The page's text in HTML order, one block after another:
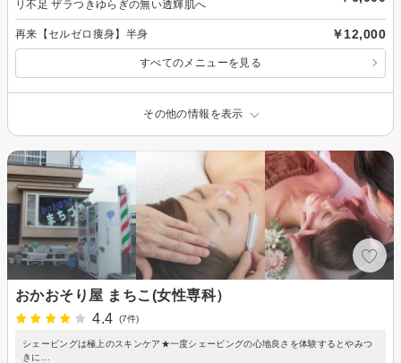
リ不足 ザラつきゆらぎの無い透輝肌へ
再来【セルゼロ痩身】半身 ￥12,000
すべてのメニューを見る
その他の情報を表示
おかおそり屋 まちこ(女性専科）
4.4
(7件)
シェービングは極上のスキンケア★一度シェービングの心地良さを体験するとやみつ
きに…